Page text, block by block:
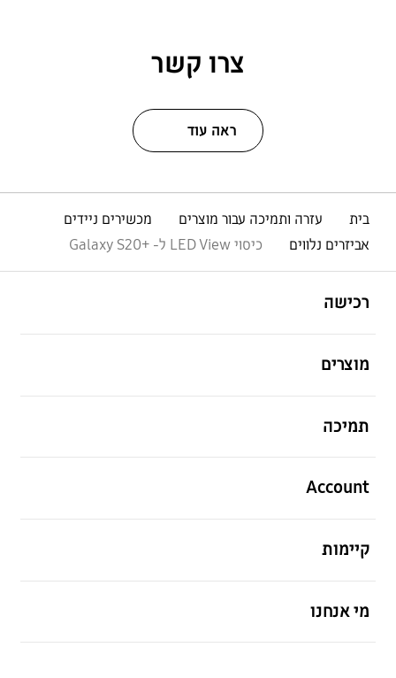
צרו קשר
ראה עוד
בית עזרה ותמיכה עבור מוצרים
מכשירים ניידים
אביזרים נלווים
כיסוי LED View ל- +Galaxy S20
רכישה
מוצרים
תמיכה
Account
קיימות
מי אנחנו